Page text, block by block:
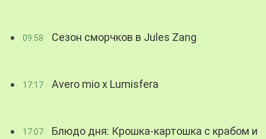
09:58 Сезон сморчков в Jules Zang
17:17 Avero mio x Lumisfera
17:07
Блюдо дня: Крошка-картошка с крабом и